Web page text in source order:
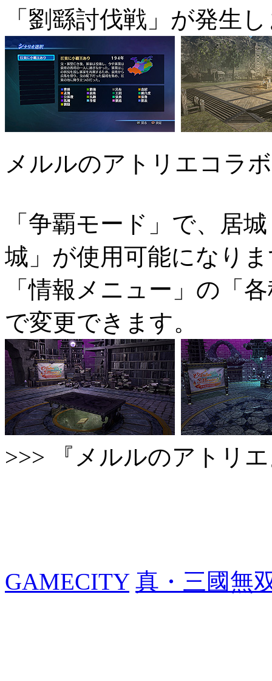
「劉繇討伐戦」が発生
メルルのアトリエコラ
「争覇モード」で、居
城」が使用可能になり
「情報メニュー」の「
で変更できます。
>>> 『メルルのアトリ
GAMECITY 真・三國無